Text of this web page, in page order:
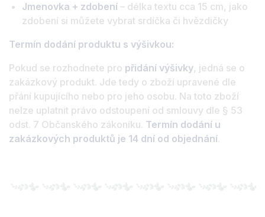
Jmenovka + zdobení – délka textu cca 15 cm, jako
zdobení si můžete vybrat srdíčka či hvězdičky
Termín dodání produktu s výšivkou:
Pokud se rozhodnete pro přidání výšivky, jedná se o
zakázkový produkt. Jde tedy o zboží upravené dle
přání kupujícího nebo pro jeho osobu. Na toto zboží
nelze uplatnit právo odstoupení od smlouvy dle § 53
odst. 7 Občanského zákoníku. Termín dodání u
zakázkových produktů je 14 dní od objednání.